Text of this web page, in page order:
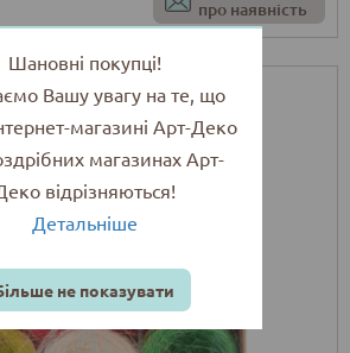
про наявність
Шановні покупці!
Вашу увагу на те, що
магазині Арт-Деко
магазинах Арт-
відрізняються!
Детальніше
не показувати